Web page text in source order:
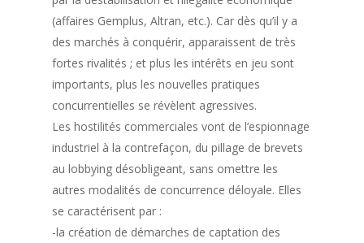
(affaires Gemplus, Altran, etc.). Car dès qu’il y a
des marchés à conquérir, apparaissent de très
fortes rivalités ; et plus les intérêts en jeu sont
importants, plus les nouvelles pratiques
concurrentielles se révèlent agressives.
Les hostilités commerciales vont de l’espionnage
industriel à la contrefaçon, du pillage de brevets
au lobbying désobligeant, sans omettre les
autres modalités de concurrence déloyale. Elles
se caractérisent par :
-la création de démarches de captation des